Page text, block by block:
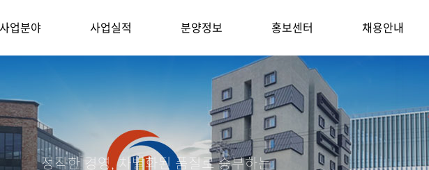
사업분야 사업실적 분양정보 홍보센터 채용안내
정직한 경영, 차별화된 품질로 승부하는